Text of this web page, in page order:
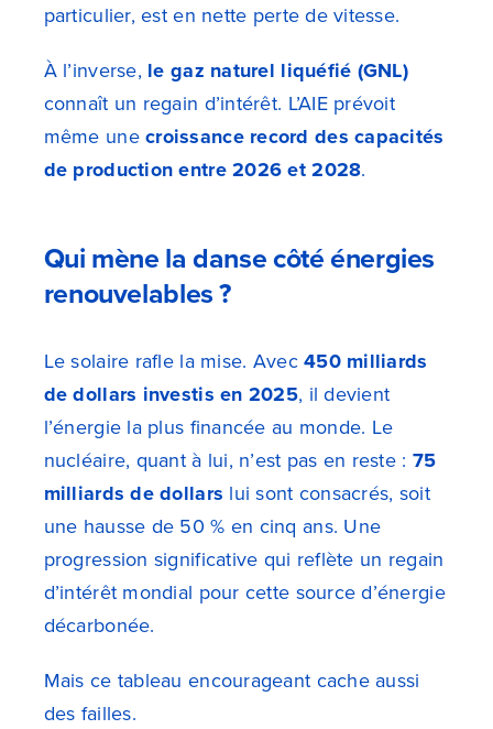
particulier, est en nette perte de vitesse.
À l’inverse, le gaz naturel liquéfié (GNL)
connaît un regain d’intérêt. L’AIE prévoit
même unecroissance record des capacités
de production entre 2026 et 2028.
Qui mène la danse côté énergies
renouvelables ?
Le solaire rafle la mise. Avec450 milliards
de dollars investis en 2025, il devient
l’énergie la plus financée au monde. Le
nucléaire, quant à lui, n’est pas en reste : 75
milliards de dollars lui sont consacrés, soit
une hausse de 50 % en cinq ans. Une
progression significative qui reflète un regain
d’intérêt mondial pour cette source d’énergie
décarbonée.
Mais ce tableau encourageant cache aussi
des failles.